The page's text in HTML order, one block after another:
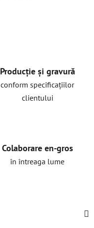
Producție și gravură
conform specificațiilor
clientului
Colaborare en-gros
în întreaga lume